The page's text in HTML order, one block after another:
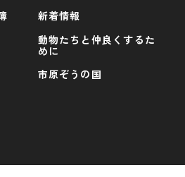
新着情報
動物たちと仲良くするた
めに
市原ぞうの国